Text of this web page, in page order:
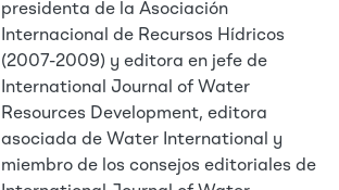
presidenta de la Asociación
Internacional de Recursos Hídricos
(2007-2009) y editora en jefe de
International Journal of Water
Resources Development, editora
asociada de Water International y
miembro de los consejos editoriales de